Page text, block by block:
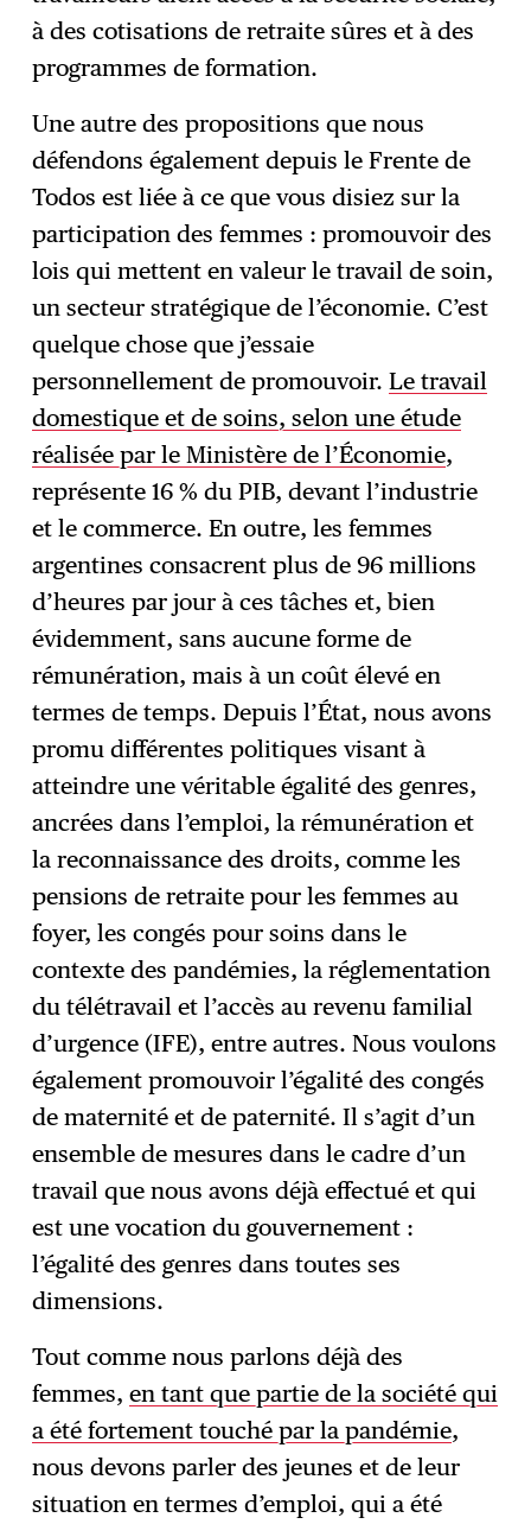
à des cotisations de retraite sûres et à des
programmes de formation.
Une autre des propositions que nous
défendons également depuis le Frente de
Todos est liée à ce que vous disiez sur la
participation des femmes : promouvoir des
lois qui mettent en valeur le travail de soin,
un secteur stratégique de l’économie. C’est
quelque chose que j’essaie
personnellement de promouvoir.Le travail
domestique et de soins, selon une étude
réalisée par le Ministère de l’Économie,
représente 16 % du PIB, devant l’industrie
et le commerce. En outre, les femmes
argentines consacrent plus de 96 millions
d’heures par jour à ces tâches et, bien
évidemment, sans aucune forme de
rémunération, mais à un coût élevé en
termes de temps. Depuis l’État, nous avons
promu différentes politiques visant à
atteindre une véritable égalité des genres,
ancrées dans l’emploi, la rémunération et
la reconnaissance des droits, comme les
pensions de retraite pour les femmes au
foyer, les congés pour soins dans le
contexte des pandémies, la réglementation
du télétravail et l’accès au revenu familial
d’urgence (IFE), entre autres. Nous voulons
également promouvoir l’égalité des congés
de maternité et de paternité. Il s’agit d’un
ensemble de mesures dans le cadre d’un
travail que nous avons déjà effectué et qui
est une vocation du gouvernement :
l’égalité des genres dans toutes ses
dimensions.
Tout comme nous parlons déjà des
femmes,en tant que partie de la société qui
a été fortement touché par la pandémie,
nous devons parler des jeunes et de leur
situation en termes d’emploi, qui a été